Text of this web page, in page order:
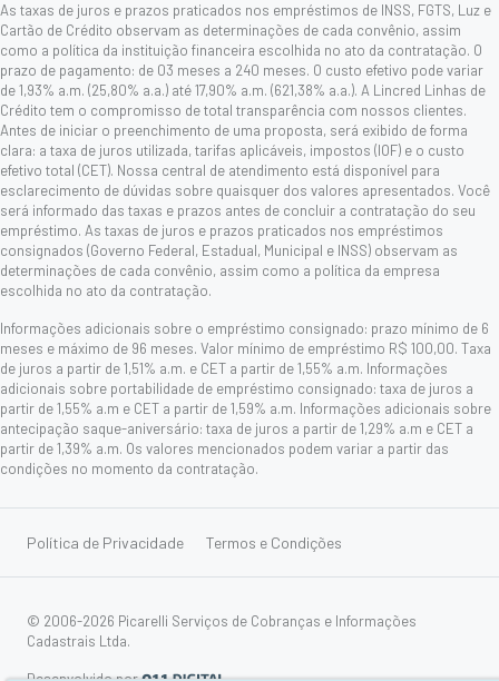
As taxas de juros e prazos praticados nos empréstimos de INSS, FGTS, Luz e
Cartão de Crédito observam as determinações de cada convênio, assim
como a política da instituição financeira escolhida no ato da contratação. O
prazo de pagamento: de 03 meses a 240 meses. O custo efetivo pode variar
de 1,93% a.m. (25,80% a.a.) até 17,90% a.m. (621,38% a.a.). A Lincred Linhas de
Crédito tem o compromisso de total transparência com nossos clientes.
Antes de iniciar o preenchimento de uma proposta, será exibido de forma
clara: a taxa de juros utilizada, tarifas aplicáveis, impostos (IOF) e o custo
efetivo total (CET). Nossa central de atendimento está disponível para
esclarecimento de dúvidas sobre quaisquer dos valores apresentados. Você
será informado das taxas e prazos antes de concluir a contratação do seu
empréstimo. As taxas de juros e prazos praticados nos empréstimos
consignados (Governo Federal, Estadual, Municipal e INSS) observam as
determinações de cada convênio, assim como a política da empresa
escolhida no ato da contratação.
Informações adicionais sobre o empréstimo consignado: prazo mínimo de 6
meses e máximo de 96 meses. Valor mínimo de empréstimo R$ 100,00. Taxa
de juros a partir de 1,51% a.m. e CET a partir de 1,55% a.m. Informações
adicionais sobre portabilidade de empréstimo consignado: taxa de juros a
partir de 1,55% a.m e CET a partir de 1,59% a.m. Informações adicionais sobre
antecipação saque-aniversário: taxa de juros a partir de 1,29% a.m e CET a
partir de 1,39% a.m. Os valores mencionados podem variar a partir das
condições no momento da contratação.
Política de Privacidade Termos e Condições
© 2006-2026 Picarelli Serviços de Cobranças e Informações
Cadastrais Ltda.